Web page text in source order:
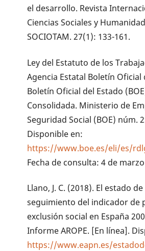
el desarrollo. Revista
Ciencias Sociales y
SOCIOTAM. 27(1): 133-161.
Ley del Estatuto de los
Agencia Estatal Boletín Oficial
Boletín Oficial del Estado
Consolidada. Ministerio de
Seguridad Social (BOE) núm.
Disponible en:
https://www.boe.es/eli/es/
Fecha de consulta: 4 de
Llano, J. C. (2018). El estado
seguimiento del indicador de
exclusión social en España
Informe AROPE. [En línea].
https://www.eapn.es/